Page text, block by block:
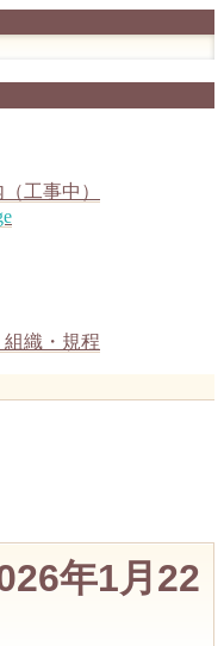
工事中）
織・規程
年1月22